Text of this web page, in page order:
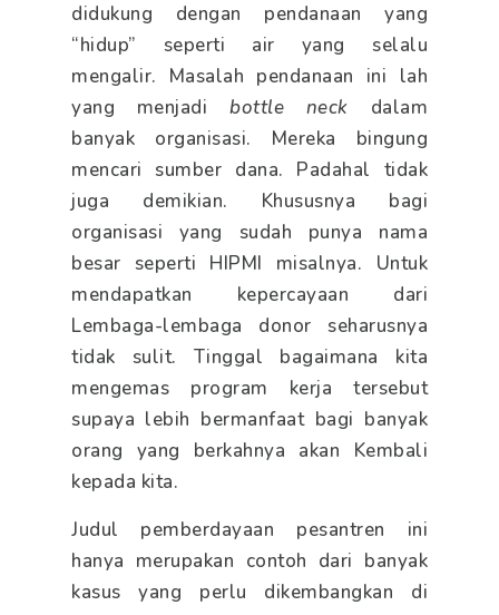
didukung dengan pendanaan yang
“hidup” seperti air yang selalu
mengalir. Masalah pendanaan ini lah
yang menjadi bottle neck dalam
banyak organisasi. Mereka bingung
mencari sumber dana. Padahal tidak
juga demikian. Khususnya bagi
organisasi yang sudah punya nama
besar seperti HIPMI misalnya. Untuk
mendapatkan kepercayaan dari
Lembaga-lembaga donor seharusnya
tidak sulit. Tinggal bagaimana kita
mengemas program kerja tersebut
supaya lebih bermanfaat bagi banyak
orang yang berkahnya akan Kembali
kepada kita.
Judul pemberdayaan pesantren ini
hanya merupakan contoh dari banyak
kasus yang perlu dikembangkan di